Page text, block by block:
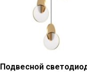
Подвесной